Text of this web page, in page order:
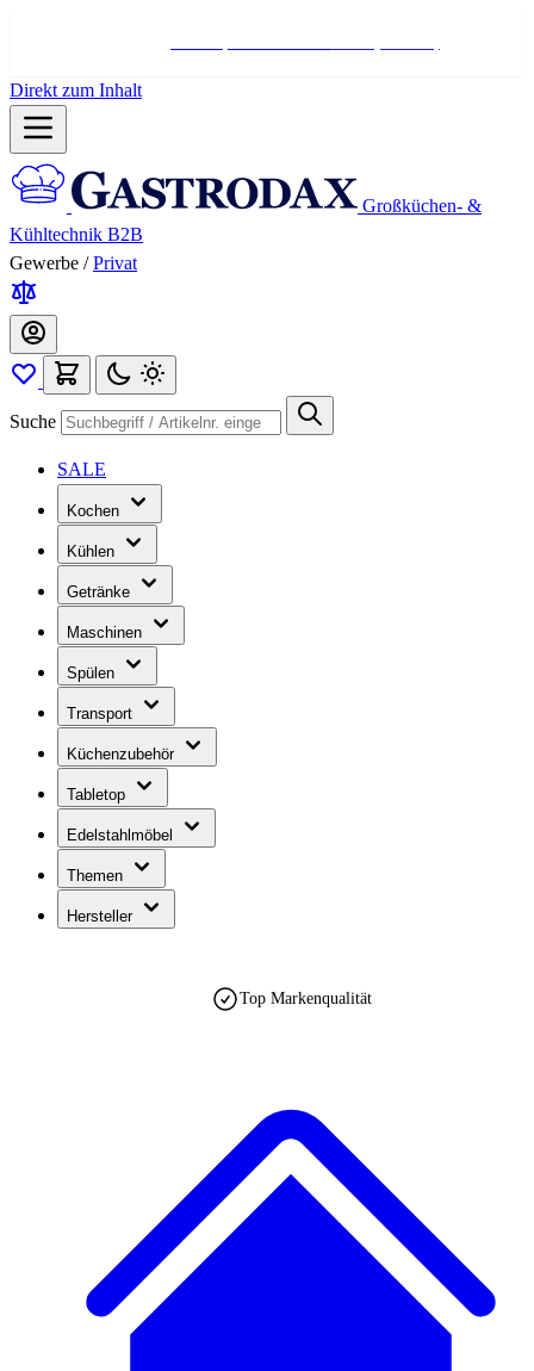
Direkt zum Inhalt
Großküchen- &
Kühltechnik B2B
Gewerbe / Privat
Suche
SALE
Kochen
Kühlen
Getränke
Maschinen
Spülen
Transport
Küchenzubehör
Tabletop
Edelstahlmöbel
Themen
Hersteller
Top Markenqualität